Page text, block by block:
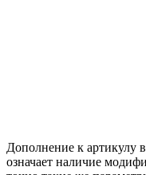
Дополнение к артикулу
означает наличие